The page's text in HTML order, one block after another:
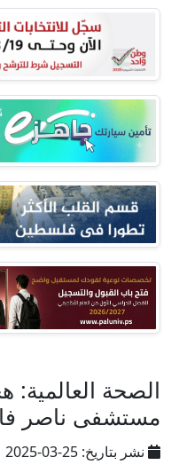
الصحة
مستشفى ناصر
نشر بتاريخ: 25-03-2025 |